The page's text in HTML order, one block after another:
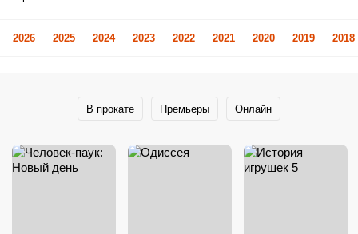
2026 2025 2024 2023 2022 2021 2020 2019 2018
В прокате Премьеры Онлайн